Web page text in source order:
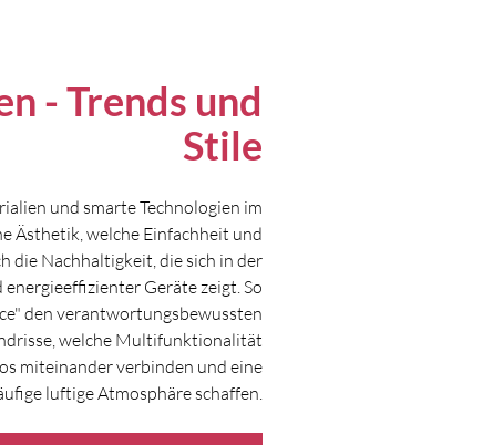
- Trends und
Stile
und smarte Technologien im
Ästhetik, welche Einfachheit und
die Nachhaltigkeit, die sich in der
Geräte zeigt. So
den verantwortungsbewussten
welche Multifunktionalität
miteinander verbinden und eine
luftige Atmosphäre schaffen.